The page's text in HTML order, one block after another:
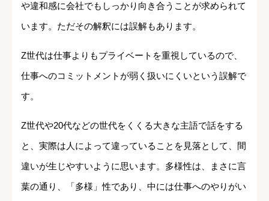
や違和感に会社でもしっかり向き合うことが求められて
います。ただその解釈には誤解もあります。
Z世代は仕事よりもプライベートを重視しているので、
仕事へのコミットメントが弱く扱いにくいという誤解で
す。
Z世代や20代などの世代をくくる大きな主語で話をする
と、実際は人によって違っていることを見落として、間
違いが生じやすいように思います。多様性は、まさに言
葉の通り、「多様」性であり、中には仕事へのやりがい